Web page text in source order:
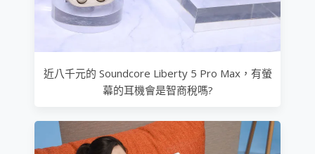
近八千元的 Soundcore Liberty 5 Pro Max，有螢
幕的耳機會是智商稅嗎?